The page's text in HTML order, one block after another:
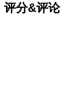
评分&评论